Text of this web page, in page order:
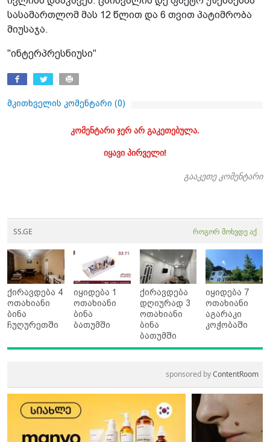
სასამართლომ მას 12 წლით და 6 თვით პატიმრობა
მიუსაჯა.
"ინტერპრესნიუსი"
მკითხველის კომენტარი (0)
კომენტარი ჯერ არ გაკეთებულა.
იყავი პირველი!
გააკეთე კომენტარი
SS.GE როგორ მოხვდე აქ
ქირავდება 4
ოთახიანი
ბინა
ჩუღურეთში
იყიდება 1
ოთახიანი
ბინა
ბათუმში
ქირავდება
დღიურად 3
ოთახიანი
ბინა
ბათუმში
იყიდება 7
ოთახიანი
აგარაკი
კოჭობაში
sponsored byContentRoom